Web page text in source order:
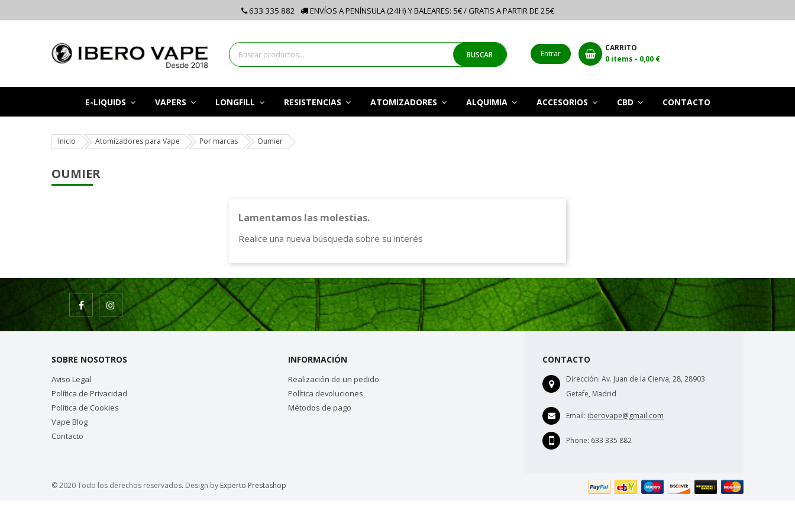
633 335 882 ENVÍOS A PENÍNSULA (24H) Y BALEARES: 5€ / GRATIS A PARTIR DE 25€
BUSCAR Entrar
CARRITO
0 items - 0,00 €
E-LIQUIDS VAPERS LONGFILL RESISTENCIAS ATOMIZADORES ALQUIMIA ACCESORIOS CBD CONTACTO
Inicio Atomizadores para Vape Por marcas Oumier
OUMIER
Lamentamos las molestias.
Realice una nueva búsqueda sobre su interés
SOBRE NOSOTROS
Aviso Legal
Política de Privacidad
Política de Cookies
Vape Blog
Contacto
INFORMACIÓN
Realización de un pedido
Política devoluciones
Métodos de pago
CONTACTO
Dirección: Av. Juan de la Cierva, 28, 28903
Getafe, Madrid
Email: iberovape@gmail.com
Phone: 633 335 882
© 2020 Todo los derechos reservados. Design by Experto Prestashop